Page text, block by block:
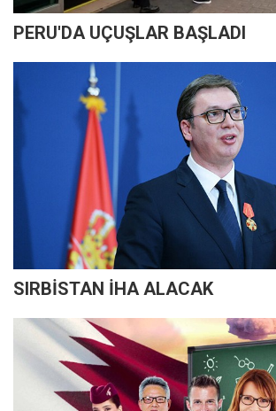
PERU'DA UÇUŞLAR BAŞLADI
SIRBİSTAN İHA ALACAK